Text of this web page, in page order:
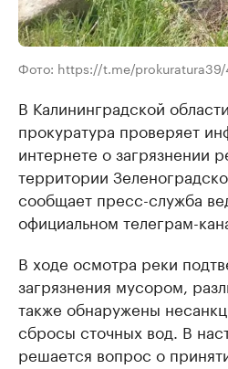
Фото: https://t.me/
В Калининградской
прокуратура проверяет
интернете о загрязнении
территории
сообщает пресс-служба
официальном телеграм-
В ходе осмотра реки
загрязнения мусором,
также обнаружены
сбросы сточных вод. В
решается вопрос о